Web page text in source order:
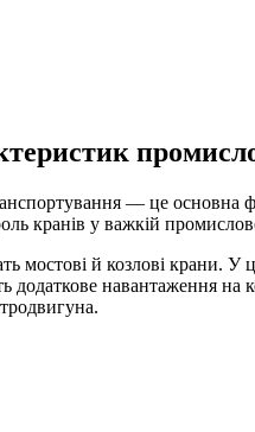
— це основна
кранів у важкій
й козлові крани. У
додаткове навантаження